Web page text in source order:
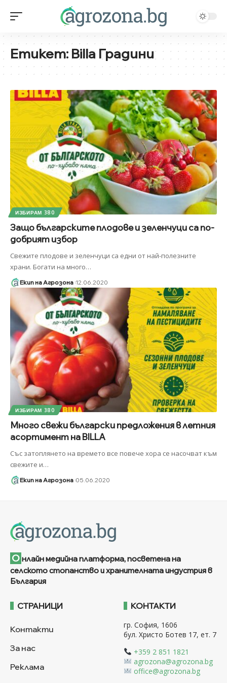
Етикет:Billa Градини
ИЗБИРАМ 380
Защо българските плодове и зеленчуци са по-
добрият избор
Свежите плодове и зеленчуци са едни от най-полезните
храни. Богати на много…
Екип на Агрозона 12.06.2020
ИЗБИРАМ 380
Много свежи български предложения в летния
асортимент на BILLA
Със затоплянето на времето все повече хора се насочват към
свежите и…
Екип на Агрозона 05.06.2020
О нлайн медийна платформа, посветена на
селското стопанство и хранителната индустрия в
България
СТРАНИЦИ
Контакти
За нас
Реклама
КОНТАКТИ
гр. София, 1606
бул. Христо Ботев 17, ет. 7
+359 2 851 1821
agrozona@agrozona.bg
office@agrozona.bg